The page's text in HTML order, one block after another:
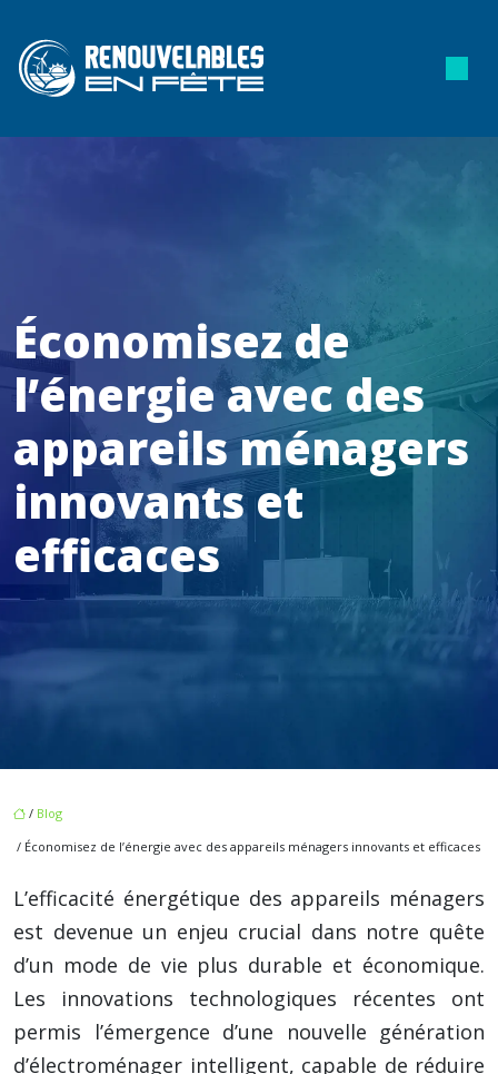
Économisez de
l’énergie avec des
appareils ménagers
innovants et
efficaces
/ Blog
/ Économisez de l’énergie avec des appareils ménagers innovants et efficaces
L’efficacité énergétique des appareils ménagers
est devenue un enjeu crucial dans notre quête
d’un mode de vie plus durable et économique.
Les innovations technologiques récentes ont
permis l’émergence d’une nouvelle génération
d’électroménager intelligent, capable de réduire